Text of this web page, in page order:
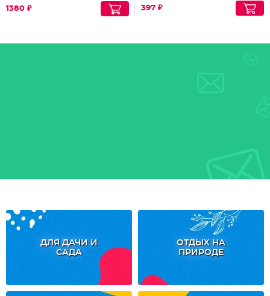
1380 ₽ 397 ₽
ДЛЯ ДАЧИ И
САДА
ОТДЫХ НА
ПРИРОДЕ